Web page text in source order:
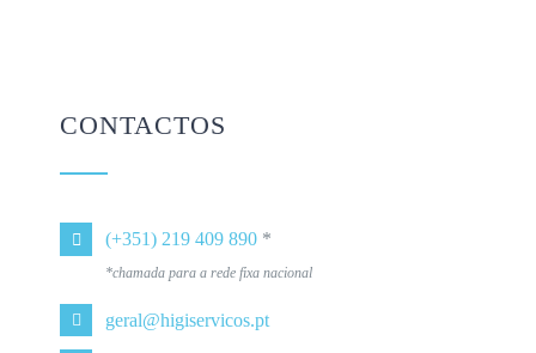
CONTACTOS
(+351) 219 409 890 *
*chamada para a rede fixa nacional
geral@higiservicos.pt